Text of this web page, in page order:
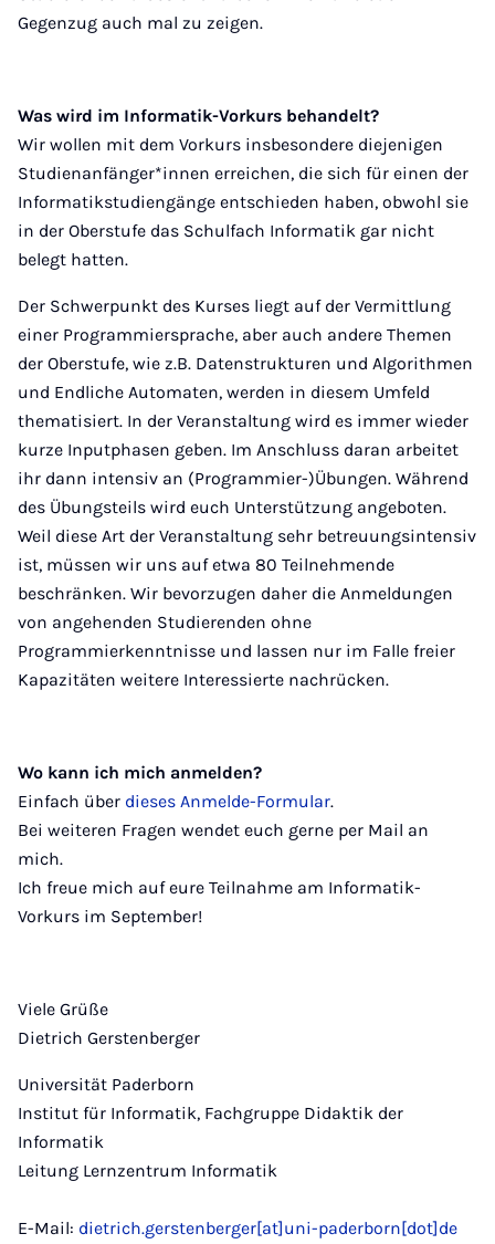
Gegenzug auch mal zu zeigen.
Was wird im Informatik-Vorkurs behandelt?
Wir wollen mit dem Vorkurs insbesondere diejenigen
Studienanfänger*innen erreichen, die sich für einen der
Informatikstudiengänge entschieden haben, obwohl sie
in der Oberstufe das Schulfach Informatik gar nicht
belegt hatten.
Der Schwerpunkt des Kurses liegt auf der Vermittlung
einer Programmiersprache, aber auch andere Themen
der Oberstufe, wie z.B. Datenstrukturen und Algorithmen
und Endliche Automaten, werden in diesem Umfeld
thematisiert. In der Veranstaltung wird es immer wieder
kurze Inputphasen geben. Im Anschluss daran arbeitet
ihr dann intensiv an (Programmier-)Übungen. Während
des Übungsteils wird euch Unterstützung angeboten.
Weil diese Art der Veranstaltung sehr betreuungsintensiv
ist, müssen wir uns auf etwa 80 Teilnehmende
beschränken. Wir bevorzugen daher die Anmeldungen
von angehenden Studierenden ohne
Programmierkenntnisse und lassen nur im Falle freier
Kapazitäten weitere Interessierte nachrücken.
Wo kann ich mich anmelden?
Einfach über dieses Anmelde-Formular.
Bei weiteren Fragen wendet euch gerne per Mail an
mich.
Ich freue mich auf eure Teilnahme am Informatik-
Vorkurs im September!
Viele Grüße
Dietrich Gerstenberger
Universität Paderborn
Institut für Informatik, Fachgruppe Didaktik der
Informatik
Leitung Lernzentrum Informatik
E-Mail: dietrich.gerstenberger[at]uni-paderborn[dot]de